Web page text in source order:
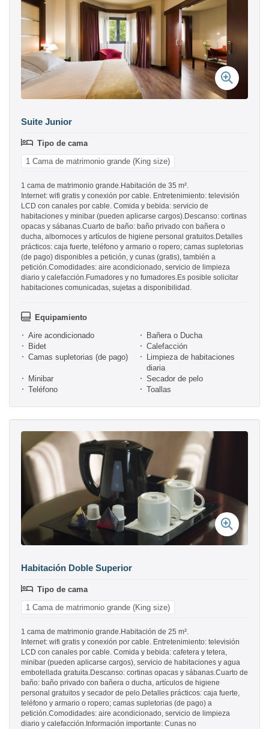
Suite Junior
Tipo de cama
1 Cama de matrimonio grande (King size)
1 cama de matrimonio grande.Habitación de 35 m².
Internet: wifi gratis y conexión por cable. Entretenimiento: televisión
LCD con canales por cable. Comida y bebida: servicio de
habitaciones y minibar (pueden aplicarse cargos).Descanso: cortinas
opacas y sábanas.Cuarto de baño: baño privado con bañera o
ducha, albornoces y artículos de higiene personal gratuitos.Detalles
prácticos: caja fuerte, teléfono y armario o ropero; camas supletorias
(de pago) disponibles a petición, y cunas (gratis), también a
petición.Comodidades: aire acondicionado, servicio de limpieza
diario y calefacción.Fumadores y no fumadores.Es posible solicitar
habitaciones comunicadas, sujetas a disponibilidad.
Equipamiento
Aire acondicionado
Bañera o Ducha
Bidet
Calefacción
Camas supletorias (de pago)
Limpieza de habitaciones
diaria
Minibar
Secador de pelo
Teléfono
Toallas
Habitación Doble Superior
Tipo de cama
1 Cama de matrimonio grande (King size)
1 cama de matrimonio grande.Habitación de 25 m².
Internet: wifi gratis y conexión por cable. Entretenimiento: televisión
LCD con canales por cable. Comida y bebida: cafetera y tetera,
minibar (pueden aplicarse cargos), servicio de habitaciones y agua
embotellada gratuita.Descanso: cortinas opacas y sábanas.Cuarto de
baño: baño privado con bañera o ducha, artículos de higiene
personal gratuitos y secador de pelo.Detalles prácticos: caja fuerte,
teléfono y armario o ropero; camas supletorias (de pago) a
petición.Comodidades: aire acondicionado, servicio de limpieza
diario y calefacción.Información importante: Cunas no